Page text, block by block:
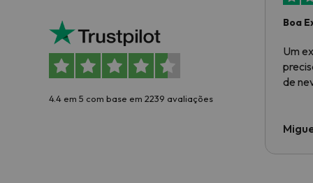
4.4 em 5 com base em 2239 avaliações
Boa
Um
de